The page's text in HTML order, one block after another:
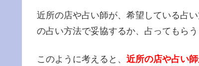
近所の店や占い師が、希望している占
の占い方法で妥協するか、占ってもら
このように考えると、 近所の店や占い